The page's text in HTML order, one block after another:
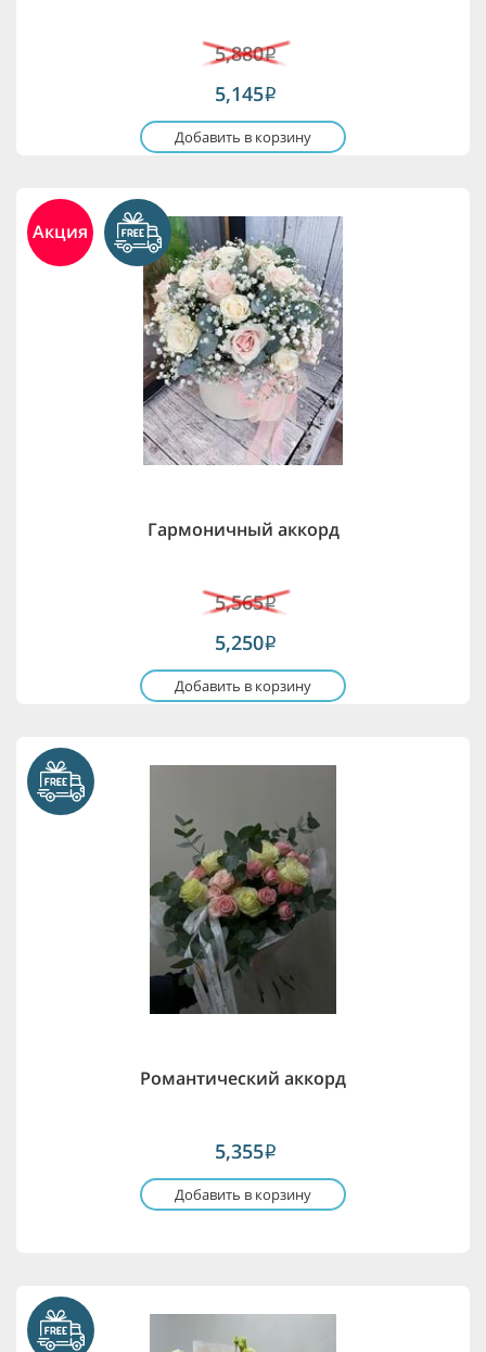
5,880i
5,145i
Добавить в корзину
Акция
Гармоничный аккорд
5,565i
5,250i
Добавить в корзину
Романтический аккорд
5,355i
Добавить в корзину